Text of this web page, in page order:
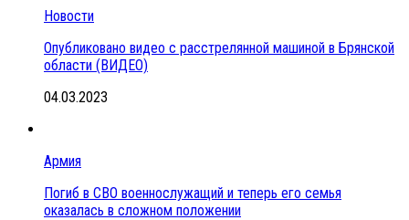
Новости
Опубликовано видео с расстрелянной машиной в Брянской
области (ВИДЕО)
04.03.2023
Армия
Погиб в СВО военнослужащий и теперь его семья
оказалась в сложном положении